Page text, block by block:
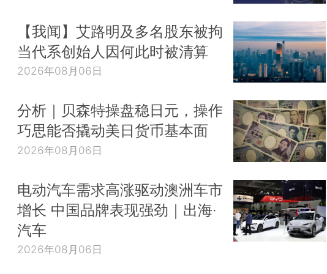
【我闻】艾路明及多名股东被拘
当代系创始人因何此时被清算
2026年08月06日
分析｜贝森特操盘稳日元，操作
巧思能否撬动美日货币基本面
2026年08月06日
电动汽车需求高涨驱动澳洲车市
增长 中国品牌表现强劲｜出海·
汽车
2026年08月06日